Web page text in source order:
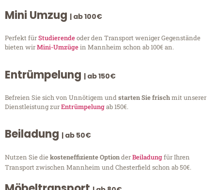
Mini Umzug | ab 100€
Perfekt fürStudierendeoder den Transport weniger Gegenstände
bieten wirMini-Umzügein Mannheim schon ab 100€ an.
Entrümpelung | ab 150€
Befreien Sie sich von Unnötigem undstarten Sie frischmit unserer
Dienstleistung zurEntrümpelungab 150€.
Beiladung | ab 50€
Nutzen Sie diekosteneffiziente OptionderBeiladungfür Ihren
Transport zwischen Mannheim und Chesterfield schon ab 50€.